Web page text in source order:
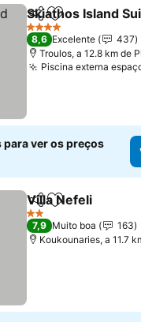
PartilharAdicionar aos
Skiathos Island
4 Estrelas
8,6 Excelente
437
Troulos, a 12.8 km de
Piscina externa
para ver os preços
PartilharAdicionar aos
Villa Nefeli
2 Estrelas
7,9 Muito boa
163
Koukounaries, a 11.7